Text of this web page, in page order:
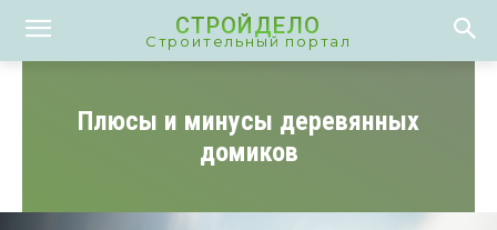
СТРОЙДЕЛО
Строительный портал
Плюсы и минусы деревянных
домиков